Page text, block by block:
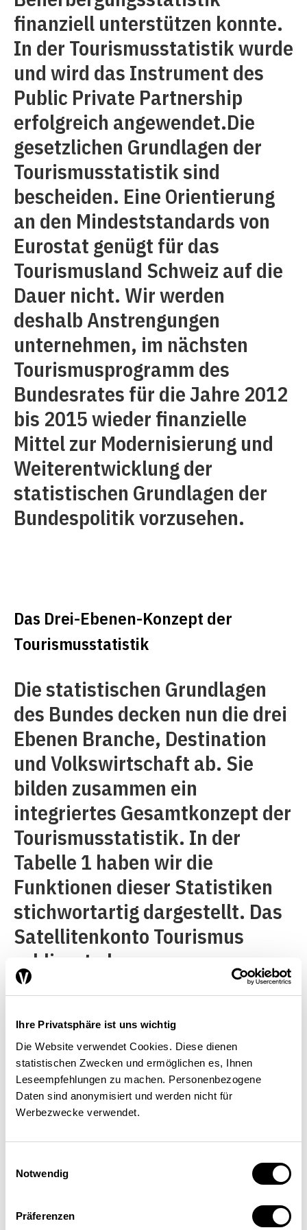
Ihre Privatsphäre ist uns wichtig
Die Website verwendet Cookies. Diese dienen
statistischen Zwecken und ermöglichen es, Ihnen
Leseempfehlungen zu machen. Personenbezogene
Daten sind anonymisiert und werden nicht für
Werbezwecke verwendet.
Notwendig
Präferenzen
finanziell unterstützen konnte.
In der Tourismusstatistik wurde
und wird das Instrument des
Public Private Partnership
erfolgreich angewendet.Die
gesetzlichen Grundlagen der
Tourismusstatistik sind
bescheiden. Eine Orientierung
an den Mindeststandards von
Eurostat genügt für das
Tourismusland Schweiz auf die
Dauer nicht. Wir werden
deshalb Anstrengungen
unternehmen, im nächsten
Tourismusprogramm des
Bundesrates für die Jahre 2012
bis 2015 wieder finanzielle
Mittel zur Modernisierung und
Weiterentwicklung der
statistischen Grundlagen der
Bundespolitik vorzusehen.
Das Drei-Ebenen-Konzept der
Tourismusstatistik
Die statistischen Grundlagen
des Bundes decken nun die drei
Ebenen Branche, Destination
und Volkswirtschaft ab. Sie
bilden zusammen ein
integriertes Gesamtkonzept der
Tourismusstatistik. In der
Tabelle 1 haben wir die
Funktionen dieser Statistiken
stichwortartig dargestellt. Das
Satellitenkonto Tourismus
schliesst als
volkswirtschaftliche Statistik
und stellt diesen
Wirtschaftsbereich im
Vergleich zur Gesamtwirtschaft
dar. Die Beherbergungsstatistik
welche Rückschlüsse auf die
wirtschaftliche Lage der
Beherbergungswirtschaft